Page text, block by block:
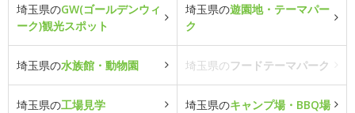
埼玉県のGW(ゴールデンウィ
ーク)観光スポット
埼玉県の遊園地・テーマパー
ク
埼玉県の水族館・動物園 埼玉県のフードテーマパーク
埼玉県の工場見学 埼玉県のキャンプ場・BBQ場